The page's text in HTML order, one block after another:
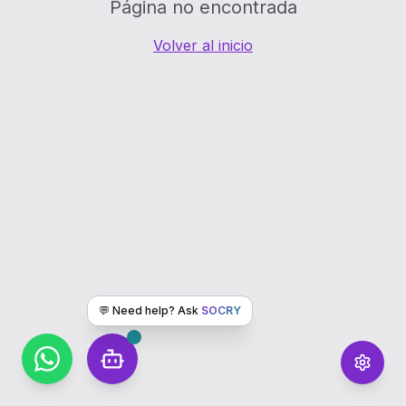
💬 Need help? Ask SOCRY
Página no encontrada
Volver al inicio